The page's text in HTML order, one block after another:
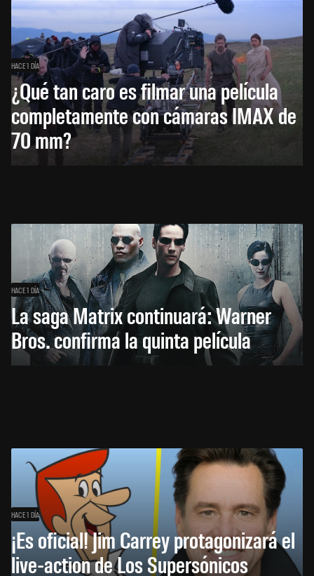
HACE 1 DÍA
¿Qué tan caro es filmar una película
completamente con cámaras IMAX de
70 mm?
HACE 1 DÍA
La saga Matrix continuará: Warner
Bros. confirma la quinta película
HACE 1 DÍA
¡Es oficial! Jim Carrey protagonizará el
live-action de Los Supersónicos